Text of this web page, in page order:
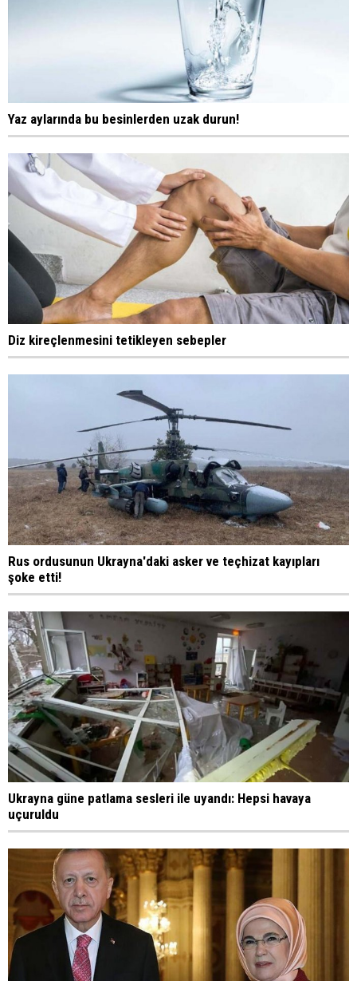
Yaz aylarında bu besinlerden uzak durun!
Diz kireçlenmesini tetikleyen sebepler
Rus ordusunun Ukrayna'daki asker ve teçhizat kayıpları
şoke etti!
Ukrayna güne patlama sesleri ile uyandı: Hepsi havaya
uçuruldu